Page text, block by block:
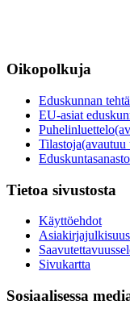
Oikopolkuja
Eduskunnan
EU-asiat
Puhelinluettelo
Tilastoja(avautuu
Eduskuntasanasto
Tietoa sivustosta
Käyttöehdot
Sivukartta
Sosiaalisessa